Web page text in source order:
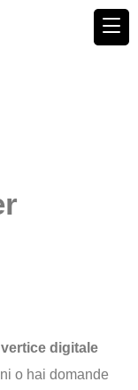
digitale
o hai domande